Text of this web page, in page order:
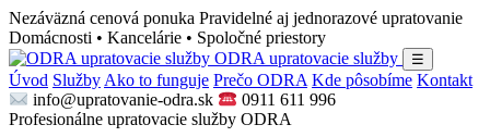
Nezáväzná cenová ponuka Pravidelné aj jednorazové upratovanie
Domácnosti • Kancelárie • Spoločné priestory
ODRA upratovacie služby
☰
Úvod Služby Ako to funguje Prečo ODRA Kde pôsobíme Kontakt
info@upratovanie-odra.sk
0911 611 996
Profesionálne upratovacie služby ODRA